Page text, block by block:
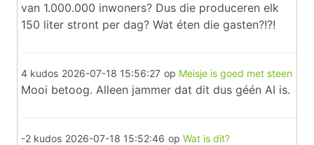
van 1.000.000 inwoners? Dus die produceren elk
150 liter stront per dag? Wat éten die gasten?!?!
4 kudos 2026-07-18 15:56:27 op Meisje is goed met steen
Mooi betoog. Alleen jammer dat dit dus géén AI is.
-2 kudos 2026-07-18 15:52:46 op Wat is dit?